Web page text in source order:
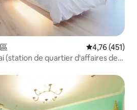
Évaluation
4,76 (451)
(station de quartier d'affaires de